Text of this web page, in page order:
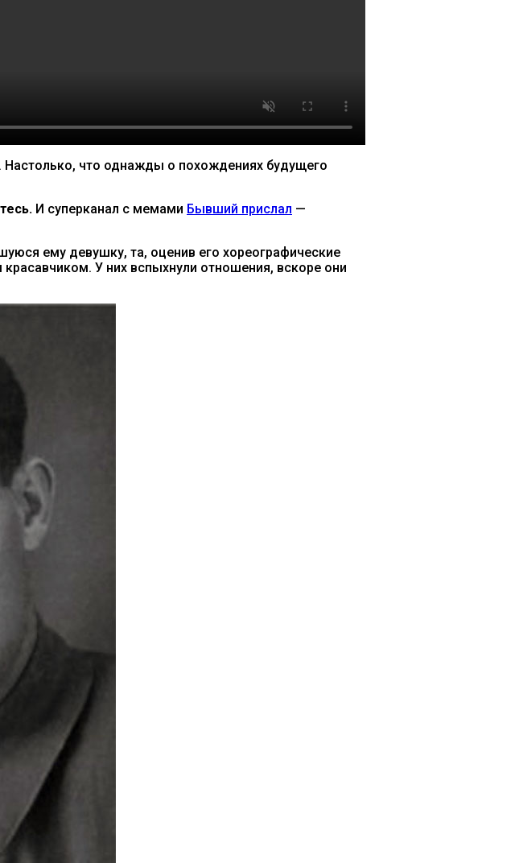
что однажды о похождениях будущего
И суперканал с мемами Бывший прислал —
ему девушку, та, оценив его хореографические
У них вспыхнули отношения, вскоре они